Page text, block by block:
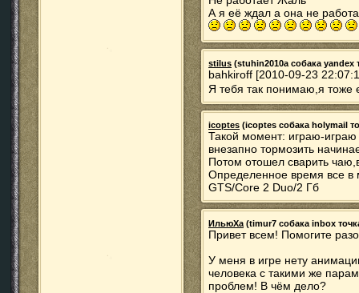
А я её ждал а она не
stilus (stuhin2010a собака yandex
bahkiroff [2010-09-23
Я тебя так понимаю,я тоже
icoptes (icoptes собака holymail
Такой момент: играю-играю
внезапно тормозить
Потом отошел сварить
Определенное время все в
GTS/Core 2 Duo/2 Гб
ИльюХа (timur7 собака inbox
Привет всем! Помогите
У меня в игре нету
человека с такими же
проблем! В чём дело?